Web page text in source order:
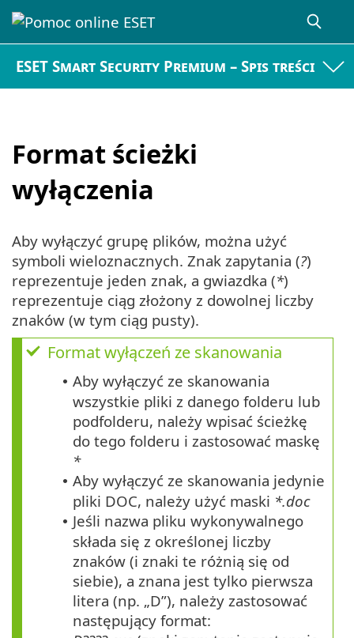
ESET Smart Security Premium – Spis treści
Format ścieżki
wyłączenia
Aby wyłączyć grupę plików, można użyć
symboli wieloznacznych. Znak zapytania (?)
reprezentuje jeden znak, a gwiazdka (*)
reprezentuje ciąg złożony z dowolnej liczby
znaków (w tym ciąg pusty).
Format wyłączeń ze skanowania
• Aby wyłączyć ze skanowania
wszystkie pliki z danego folderu lub
podfolderu, należy wpisać ścieżkę
do tego folderu i zastosować maskę
*
• Aby wyłączyć ze skanowania jedynie
pliki DOC, należy użyć maski *.doc
• Jeśli nazwa pliku wykonywalnego
składa się z określonej liczby
znaków (i znaki te różnią się od
siebie), a znana jest tylko pierwsza
litera (np. „D”), należy zastosować
następujący format: